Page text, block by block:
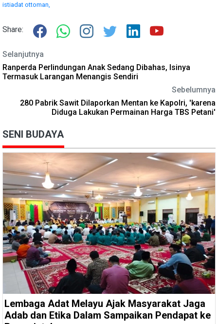
istiadat ottoman,
Share:
Selanjutnya
Ranperda Perlindungan Anak Sedang Dibahas, Isinya
Termasuk Larangan Menangis Sendiri
Sebelumnya
280 Pabrik Sawit Dilaporkan Mentan ke Kapolri, 'karena
Diduga Lakukan Permainan Harga TBS Petani'
SENI BUDAYA
Lembaga Adat Melayu Ajak Masyarakat Jaga
Adab dan Etika Dalam Sampaikan Pendapat ke